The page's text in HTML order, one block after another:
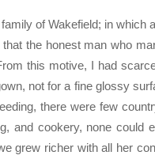
of Wakefield; in
the honest man who
this motive, I had
not for a fine glossy
there were few
and cookery, none could
grew richer with all her